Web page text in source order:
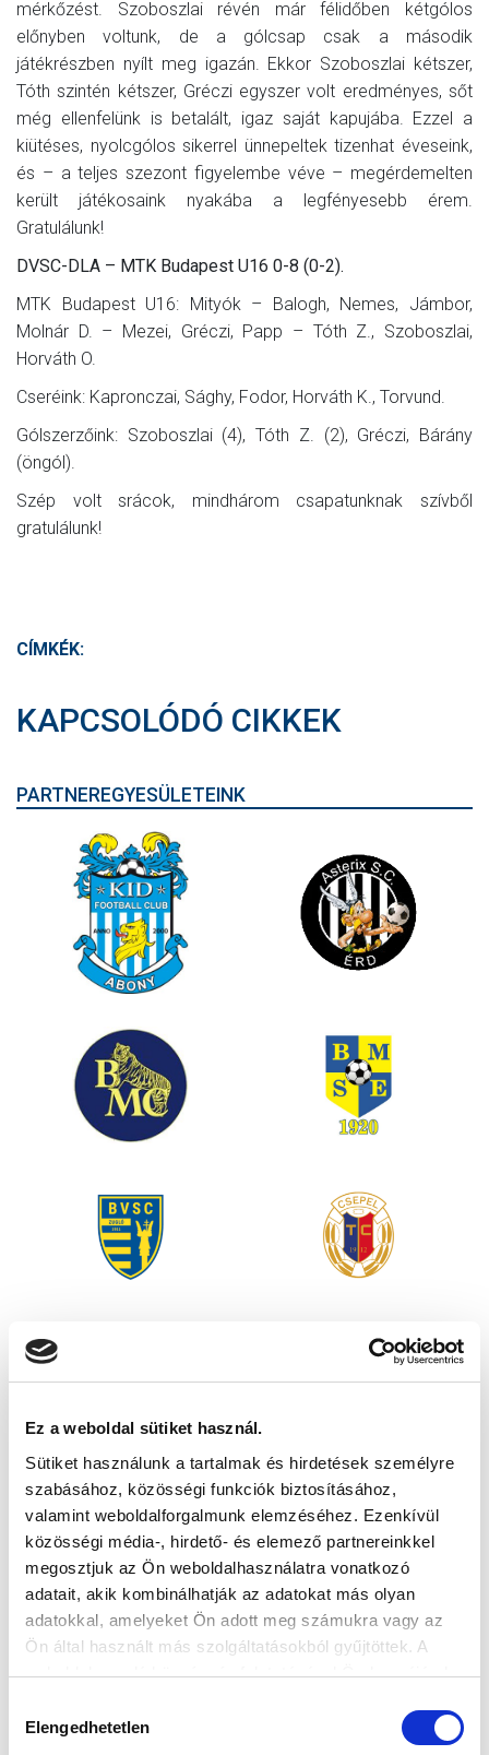
Ez a weboldal sütiket használ.
Sütiket használunk a tartalmak és hirdetések személyre
szabásához, közösségi funkciók biztosításához,
valamint weboldalforgalmunk elemzéséhez. Ezenkívül
közösségi média-, hirdető- és elemező partnereinkkel
megosztjuk az Ön weboldalhasználatra vonatkozó
adatait, akik kombinálhatják az adatokat más olyan
adatokkal, amelyeket Ön adott meg számukra vagy az
Ön által használt más szolgáltatásokból gyűjtöttek. A
weboldalon való böngészés folytatásával Ön hozzájárul a
kiválasztása
Elengedhetetlen
mérkőzést. Szoboszlai révén már félidőben kétgólos
előnyben voltunk, de a gólcsap csak a második
játékrészben nyílt meg igazán. Ekkor Szoboszlai kétszer,
Tóth szintén kétszer, Gréczi egyszer volt eredményes, sőt
még ellenfelünk is betalált, igaz saját kapujába. Ezzel a
kiütéses, nyolcgólos sikerrel ünnepeltek tizenhat éveseink,
és – a teljes szezont figyelembe véve – megérdemelten
került játékosaink nyakába a legfényesebb érem.
Gratulálunk!
DVSC-DLA – MTK Budapest U16 0-8 (0-2).
MTK Budapest U16: Mityók – Balogh, Nemes, Jámbor,
Molnár D. – Mezei, Gréczi, Papp – Tóth Z., Szoboszlai,
Horváth O.
Cseréink: Kapronczai, Sághy, Fodor, Horváth K., Torvund.
Gólszerzőink: Szoboszlai (4), Tóth Z. (2), Gréczi, Bárány
(öngól).
Szép volt srácok, mindhárom csapatunknak szívből
gratulálunk!
CÍMKÉK:
KAPCSOLÓDÓ CIKKEK
PARTNEREGYESÜLETEINK